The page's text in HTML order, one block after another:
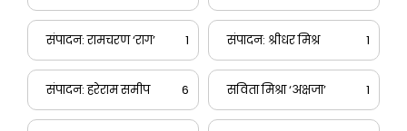
संपादन: रामचरण ‘राग’ 1 संपादन: श्रीधर मिश्र 1
संपादन: हरेराम समीप 6 सविता मिश्रा ‘अक्षजा’ 1